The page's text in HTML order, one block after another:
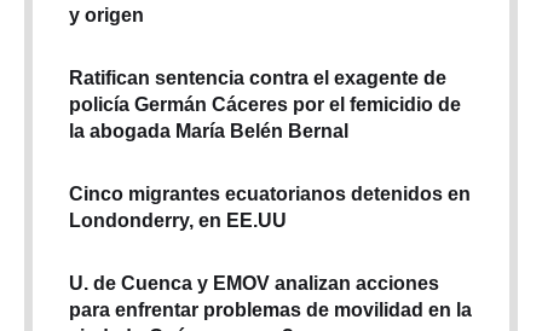
y origen
Ratifican sentencia contra el exagente de
policía Germán Cáceres por el femicidio de
la abogada María Belén Bernal
Cinco migrantes ecuatorianos detenidos en
Londonderry, en EE.UU
U. de Cuenca y EMOV analizan acciones
para enfrentar problemas de movilidad en la